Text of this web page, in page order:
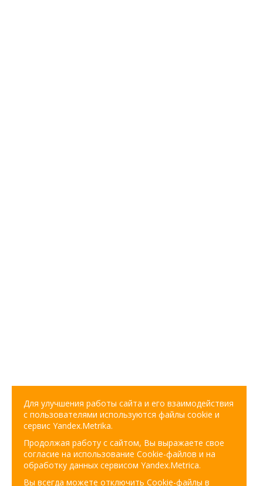
Для улучшения работы сайта и его взаимодействия
с пользователями используются файлы cookie и
сервис Yandex.Metrika.
Продолжая работу с сайтом, Вы выражаете свое
согласие на использование Cookie-файлов и на
обработку данных сервисом Yandex.Metrica.
Вы всегда можете отключить Cookie-файлы в